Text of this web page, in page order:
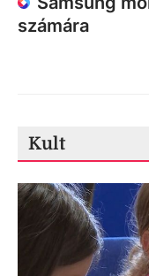
számára
Kult